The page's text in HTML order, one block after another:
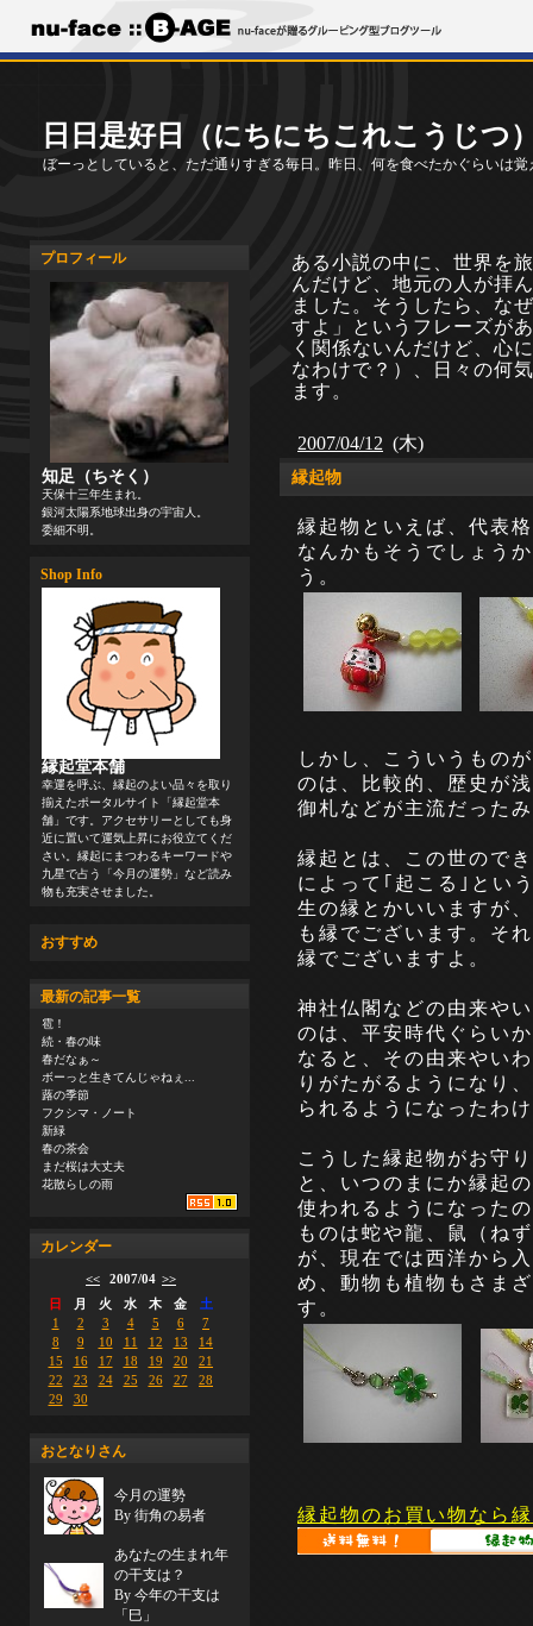
日日是好日（にちにちこれこうじつ
ぼーっとしていると、ただ通りすぎる毎日。昨日、何を食べたかぐらいは
ある小説の中に、世界を
んだけど、地元の人が拝
ました。そうしたら、な
すよ」というフレーズが
く関係ないんだけど、心
なわけで？）、日々の何
ます。
2007/04/12 (木)
縁起物
縁起物といえば、代表
なんかもそうでしょう
う。
しかし、こういうもの
のは、比較的、歴史が
御札などが主流だった
縁起とは、この世ので
によって｢起こる｣とい
生の縁とかいいますが
も縁でございます。そ
縁でございますよ。
神社仏閣などの由来や
のは、平安時代ぐらい
なると、その由来やい
りがたがるようになり
られるようになったわ
こうした縁起物がお守
と、いつのまにか縁起
使われるようになった
ものは蛇や龍、鼠（ね
が、現在では西洋から
め、動物も植物もさま
す。
縁起物のお買い物なら
プロフィール
知足（ちそく）
天保十三年生まれ。
銀河太陽系地球出身の宇宙人。
委細不明。
Shop Info
縁起堂本舗
幸運を呼ぶ、縁起のよい品々を取り
揃えたポータルサイト「縁起堂本
舗」です。アクセサリーとしても身
近に置いて運気上昇にお役立てくだ
さい。縁起にまつわるキーワードや
九星で占う「今月の運勢」など読み
物も充実させました。
おすすめ
最新の記事一覧
雹！
続・春の味
春だなぁ～
ボーっと生きてんじゃねぇ...
蕗の季節
フクシマ・ノート
新緑
春の茶会
まだ桜は大丈夫
花散らしの雨
カレンダー
<< 2007/04 >>
日
月 火 水 木 金
土
1
2 3 4 5 6
7
8
9 10 11 12 13
14
15
16 17 18 19 20
21
22
23 24 25 26 27
28
29
30
おとなりさん
今月の運勢
By 街角の易者
あなたの生まれ年
の干支は？
By 今年の干支は
「巳」